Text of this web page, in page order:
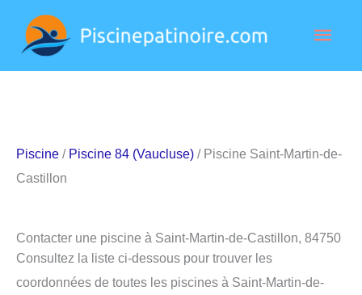
contenu
Piscine / Piscine 84 (Vaucluse) / Piscine Saint-Martin-de-
Castillon
Contacter une piscine à Saint-Martin-de-Castillon, 84750
Consultez la liste ci-dessous pour trouver les
coordonnées de toutes les piscines à Saint-Martin-de-